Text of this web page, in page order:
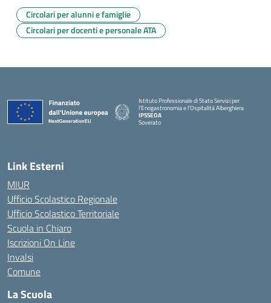
Circolari per alunni e famiglie
Circolari per docenti e personale ATA
Istituto Professionale di Stato Servizi per
l'Enogastronomia e l'Ospitalità Alberghiera
IPSSEOA
Soverato
Link Esterni
MIUR
Ufficio Scolastico Regionale
Ufficio Scolastico Territoriale
Scuola in Chiaro
Iscrizioni On Line
Invalsi
Comune
La Scuola